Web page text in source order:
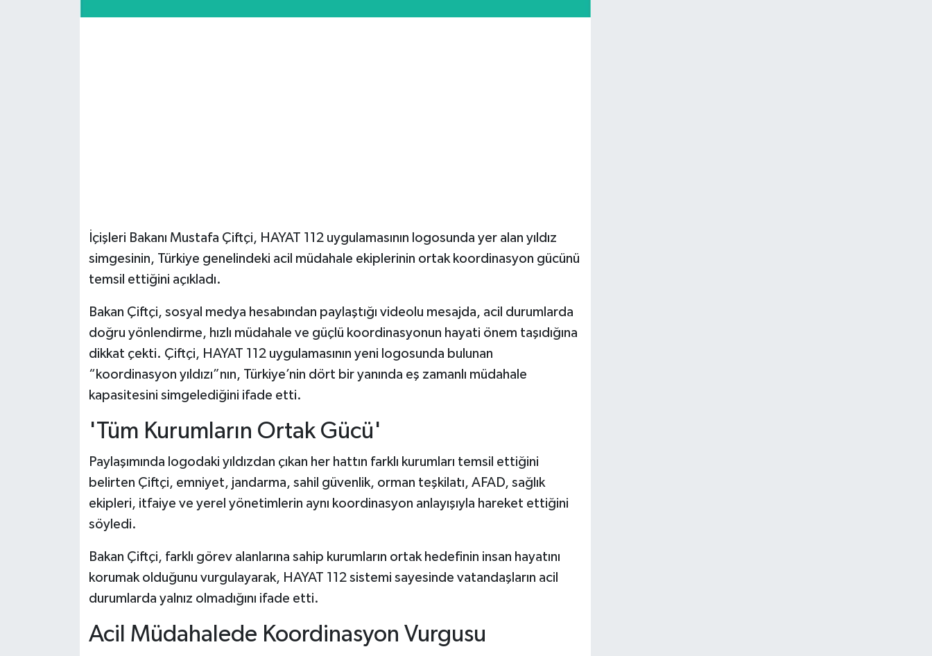
İçişleri Bakanı Mustafa Çiftçi, HAYAT 112 uygulamasının logosunda yer alan yıldız
simgesinin, Türkiye genelindeki acil müdahale ekiplerinin ortak koordinasyon gücünü
temsil ettiğini açıkladı.
Bakan Çiftçi, sosyal medya hesabından paylaştığı videolu mesajda, acil durumlarda
doğru yönlendirme, hızlı müdahale ve güçlü koordinasyonun hayati önem taşıdığına
dikkat çekti. Çiftçi, HAYAT 112 uygulamasının yeni logosunda bulunan
“koordinasyon yıldızı”nın, Türkiye’nin dört bir yanında eş zamanlı müdahale
kapasitesini simgelediğini ifade etti.
'Tüm Kurumların Ortak Gücü'
Paylaşımında logodaki yıldızdan çıkan her hattın farklı kurumları temsil ettiğini
belirten Çiftçi, emniyet, jandarma, sahil güvenlik, orman teşkilatı, AFAD, sağlık
ekipleri, itfaiye ve yerel yönetimlerin aynı koordinasyon anlayışıyla hareket ettiğini
söyledi.
Bakan Çiftçi, farklı görev alanlarına sahip kurumların ortak hedefinin insan hayatını
korumak olduğunu vurgulayarak, HAYAT 112 sistemi sayesinde vatandaşların acil
durumlarda yalnız olmadığını ifade etti.
Acil Müdahalede Koordinasyon Vurgusu
Teknoloji Haberleri
Siyaset Haberleri
Dünya Haberleri
Yerel Haberler